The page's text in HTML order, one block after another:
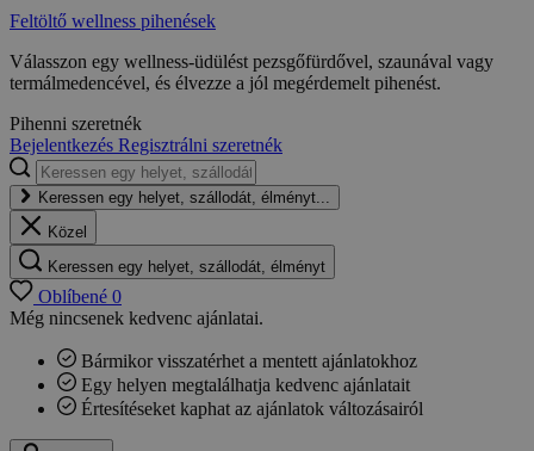
Feltöltő wellness pihenések
Válasszon egy wellness-üdülést pezsgőfürdővel, szaunával vagy
termálmedencével, és élvezze a jól megérdemelt pihenést.
Pihenni szeretnék
Bejelentkezés Regisztrálni szeretnék
Keressen egy helyet, szállodát, élményt...
Közel
Keressen egy helyet, szállodát, élményt
Oblíbené 0
Még nincsenek kedvenc ajánlatai.
Bármikor visszatérhet a mentett ajánlatokhoz
Egy helyen megtalálhatja kedvenc ajánlatait
Értesítéseket kaphat az ajánlatok változásairól